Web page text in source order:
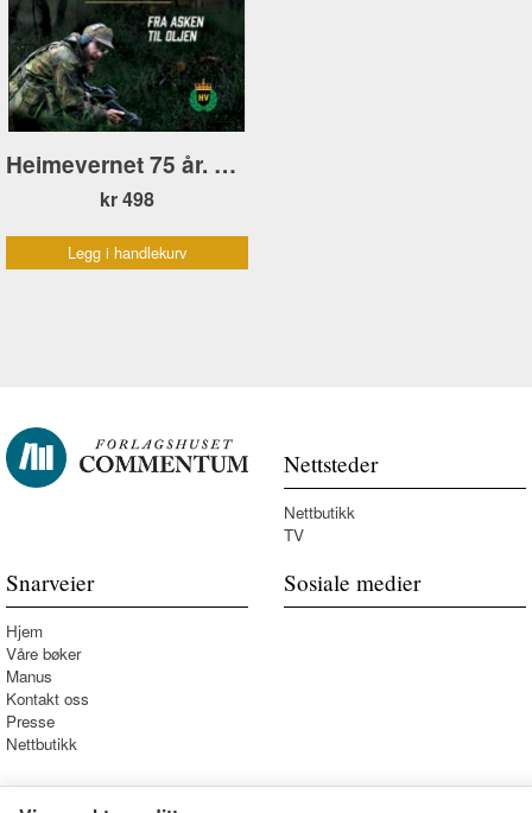
Heimevernet 75 år. Fra asken til oljen
kr 498
Legg i handlekurv
Nettsteder
Nettbutikk
TV
Snarveier
Hjem
Våre bøker
Manus
Kontakt oss
Presse
Nettbutikk
Sosiale medier